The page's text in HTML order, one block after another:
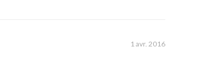
1 avr. 2016